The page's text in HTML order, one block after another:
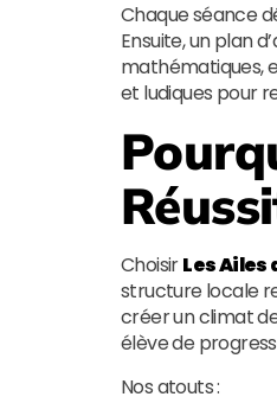
Chaque séance
Ensuite, un plan
mathématiques,
et ludiques pour
ChoisirLes Ailes
structure locale
créer un climat
élève de
Nos atouts :